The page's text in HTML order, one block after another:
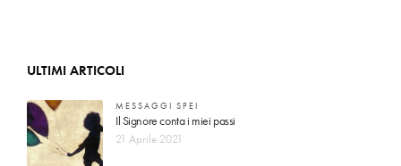
ULTIMI ARTICOLI
MESSAGGI SPEI
Il Signore conta i miei passi
21 Aprile 2021